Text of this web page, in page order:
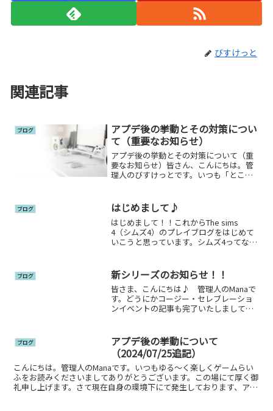
びすけっと
関連記事
ブログ
アプデ後の挙動とその対策につい
て（重要なお知らせ）
アプデ後の挙動とその対策について（重
要なお知らせ）皆さん、こんにちは。管
理人のびすけっとです。いつも「とこと
100人赤ちゃんチャレンジの記事でも触れ
たとおり、チャレンジ...
ブログ はじめまして♪
はじめまして！！これからThe sims
4（シムズ4）のプレイブログをはじめて
いこうと思っています。シムズ4ってなん
んかちょっと遊んでみようかなぁと思っ
たら、ほ...
ブログ 新シリーズのお知らせ！！
皆さま、こんにちは♪ 管理人のManaで
す。どうにかコージー・セレブレーショ
ンイベントの記事も完了いたしまして、
しました。そう。１００人赤ちゃんチャ
レンジ！！！！！🎉🎉...
ブログ
アプデ後の挙動について
（2024/07/25追記）
こんにちは。管理人のManaです。いつもゆる～く楽しくゲームらい
ふをお読みくださいましてありがとうございます。この場にて厚く御
礼申し上げます。さて現在自身の環境下にて発生しております、アプ